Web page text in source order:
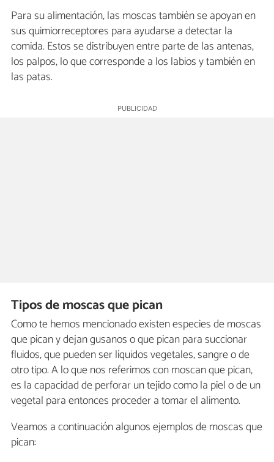
Para su alimentación, las moscas también se apoyan en
sus quimiorreceptores para ayudarse a detectar la
comida. Estos se distribuyen entre parte de las antenas,
los palpos, lo que corresponde a los labios y también en
las patas.
Tipos de moscas que pican
Como te hemos mencionado existen especies de moscas
que pican y dejan gusanos o que pican para succionar
fluidos, que pueden ser líquidos vegetales, sangre o de
otro tipo. A lo que nos referimos con moscan que pican,
es la capacidad de perforar un tejido como la piel o de un
vegetal para entonces proceder a tomar el alimento.
Veamos a continuación algunos ejemplos de moscas que
pican: